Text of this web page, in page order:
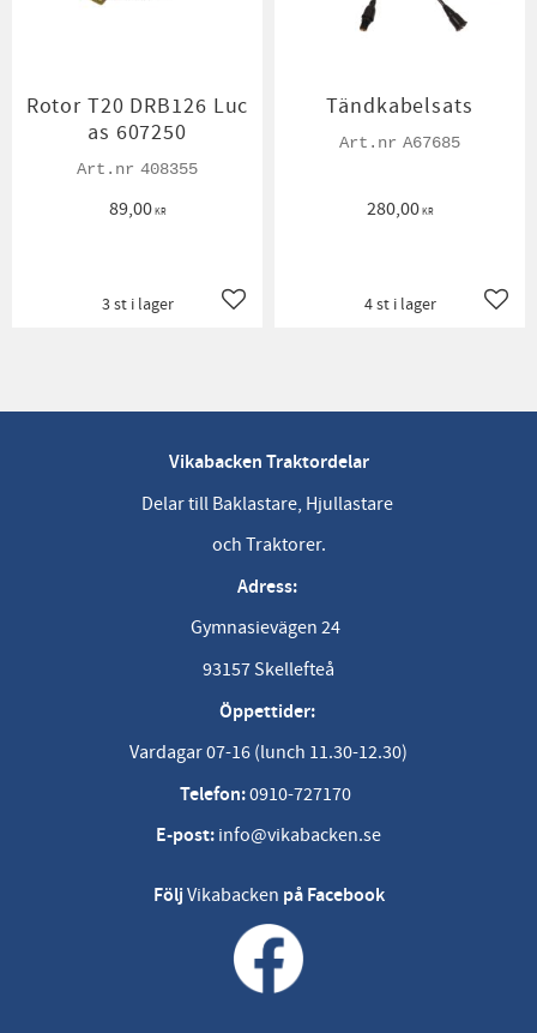
Rotor T20 DRB126 Luc
as 607250
408355
89,00KR
Lägg till i favoriter
3 st i lager
Tändkabelsats
A67685
280,00KR
4 st i lager
Vikabacken Traktordelar
Delar till Baklastare, Hjullastare
och Traktorer.
Adress:
Gymnasievägen 24
93157 Skellefteå
Öppettider:
Vardagar 07-16 (lunch 11.30-12.30)
Telefon:0910-727170
E-post: info@vikabacken.se
FöljVikabacken på Facebook